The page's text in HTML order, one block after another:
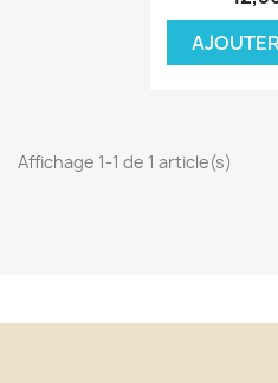
AJOUTER
Affichage 1-1 de 1 article(s)